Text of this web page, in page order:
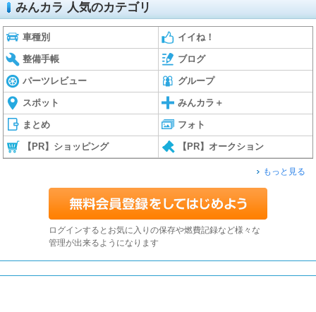
みんカラ 人気のカテゴリ
車種別 イイね！
整備手帳 ブログ
パーツレビュー グループ
スポット みんカラ＋
まとめ フォト
【PR】ショッピング 【PR】オークション
もっと見る
ログインするとお気に入りの保存や燃費記録など様々な
管理が出来るようになります